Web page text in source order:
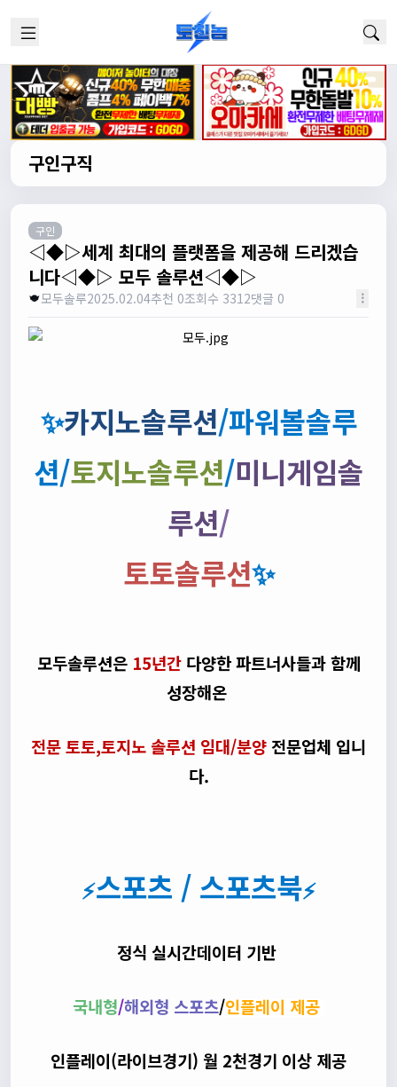
구인구직
구인
◁◆▷세계 최대의 플랫폼을 제공해 드리겠습
니다◁◆▷ 모두 솔루션◁◆▷
모두솔루2025.02.04추천 0조회수 3312댓글 0
✨카지노솔루션/파워볼솔루
션/토지노솔루션/미니게임솔
루션/
토토솔루션✨
모두솔루션은 15년간다양한 파트너사들과 함께
성장해온
전문 토토,토지노 솔루션 임대/분양 전문업체 입니
다.
⚡스포츠 / 스포츠북⚡
정식 실시간데이터 기반
국내형/해외형 스포츠/인플레이 제공
인플레이(라이브경기) 월 2천경기 이상 제공